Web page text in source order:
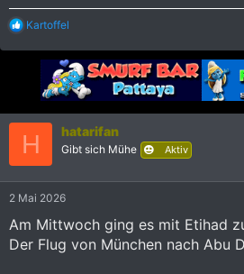
R
a
o
n
e
n
:
Kartoffel
H hatarifan
Gibt sich Mühe Aktiv
2 Mai 2026
Am Mittwoch ging es mit Etihad
Der Flug von München nach Abu